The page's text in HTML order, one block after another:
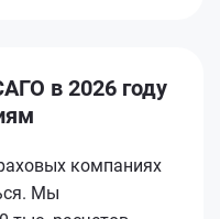
в 2026 году
компаниях
Мы